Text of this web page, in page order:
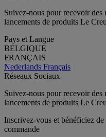
Suivez-nous pour recevoir des
lancements de produits Le
Pays et Langue
BELGIQUE
FRANÇAIS
Nederlands Français
Réseaux Sociaux
Suivez-nous pour recevoir des
lancements de produits Le
Inscrivez-vous et bénéficiez
commande